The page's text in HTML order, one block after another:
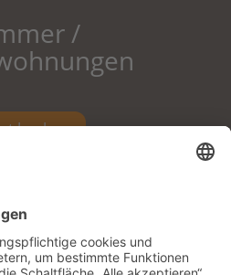
/
buchen
|
Frühstück |